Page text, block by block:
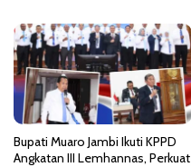
Bupati Muaro Jambi Ikuti KPPD
Angkatan III Lemhannas, Perkuat